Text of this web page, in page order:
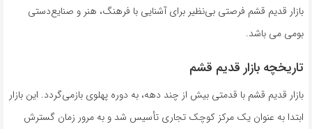
بازار قدیم قشم فرصتی بی‌نظیر برای آشنایی با فرهنگ، هنر و صنایع‌دستی
بومی می باشد.
تاریخچه بازار قدیم قشم
بازار قدیم قشم با قدمتی بیش از چند دهه، به دوره پهلوی بازمی‌گردد. این بازار
ابتدا به عنوان یک مرکز کوچک تجاری تأسیس شد و به مرور زمان گسترش